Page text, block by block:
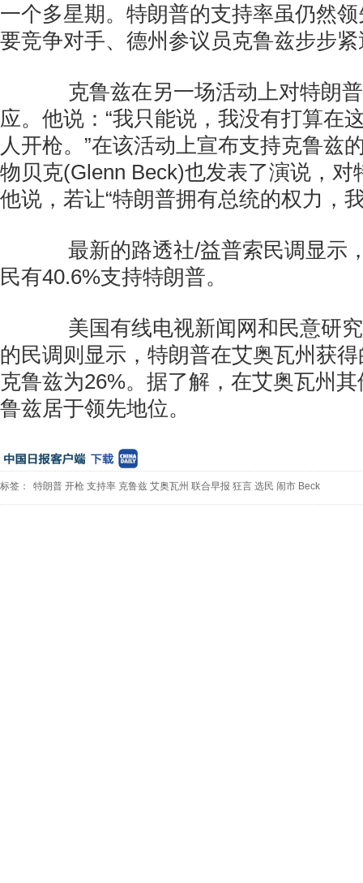
一个多星期。特朗普的支持率虽仍然
要竞争对手、德州参议员克鲁兹步步
克鲁兹在另一场活动上对特朗普
应。他说：“我只能说，我没有打算在
人开枪。”在该活动上宣布支持克鲁兹
物贝克(Glenn Beck)也发表了演说，对
他说，若让“特朗普拥有总统的权力，
最新的路透社/益普索民调显示
民有40.6%支持特朗普。
美国有线电视新闻网和民意研究
的民调则显示，特朗普在艾奥瓦州获
克鲁兹为26%。据了解，在艾奥瓦州
鲁兹居于领先地位。
标签： 特朗普 开枪 支持率 克鲁兹 艾奥瓦州 联合早报 狂言 选民 闹市 Beck